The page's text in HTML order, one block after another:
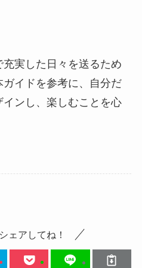
充実した日々を送るため
イドを参考に、自分だ
ンし、楽しむことを心
ェアしてね！